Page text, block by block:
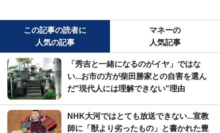
この記事の読者に
人気の記事
マネーの
人気記事
「秀吉と一緒になるのがイヤ」ではな
い...お市の方が柴田勝家との自害を選ん
だ"現代人には理解できない"理由
NHK大河ではとても放送できない...宣教
師に「獣より劣ったもの」と書かれた豊